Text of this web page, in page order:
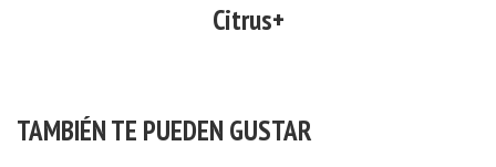
Citrus+
TAMBIÉN TE PUEDEN GUSTAR